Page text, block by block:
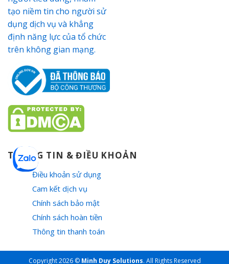
THÔNG TIN & ĐIỀU KHOẢN
Điều khoản sử dụng
Cam kết dịch vụ
Chính sách bảo mật
Chính sách hoàn tiền
Thông tin thanh toán
Copyright 2026 © Minh Duy Solutions. All Rights Reserved